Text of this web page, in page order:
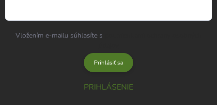
Vložením e-mailu súhlasíte s
Prihlásiť sa
PRIHLÁSENIE